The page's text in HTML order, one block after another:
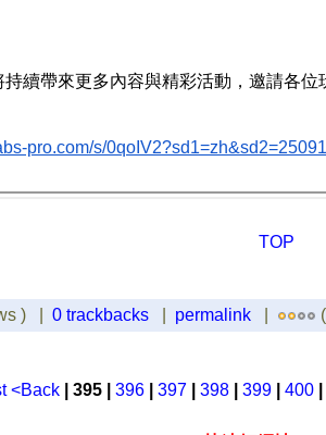
持續帶來更多內容與精彩活動，邀請各
pro.com/s/
TOP
) | 0 trackbacks permalink
<Back | 395 | 396 397 398 399 400